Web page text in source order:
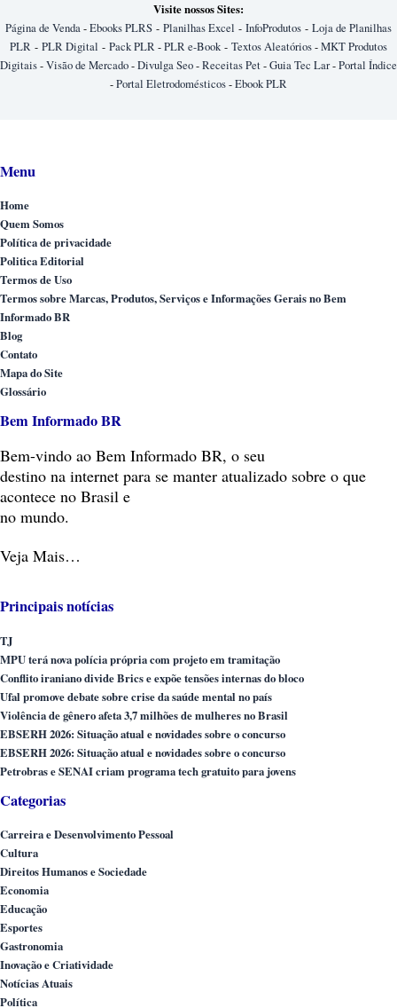
Visite nossos Sites:
Página de Venda-Ebooks PLRS - Planilhas Excel - InfoProdutos - Loja de Planilhas
PLR - PLR Digital - Pack PLR-PLR e-Book- Textos Aleatórios-MKT Produtos
Digitais-Visão de Mercado-Divulga Seo-Receitas Pet-Guia Tec Lar-Portal Índice
-Portal Eletrodomésticos-Ebook PLR
Menu
Home
Quem Somos
Política de privacidade
Politica Editorial
Termos de Uso
Termos sobre Marcas, Produtos, Serviços e Informações Gerais no Bem
Informado BR
Blog
Contato
Mapa do Site
Glossário
Bem Informado BR
Bem-vindo ao Bem Informado BR, o seu
destino na internet para se manter atualizado sobre o que
acontece no Brasil e
no mundo.
Veja Mais…
Principais notícias
TJ
MPU terá nova polícia própria com projeto em tramitação
Conflito iraniano divide Brics e expõe tensões internas do bloco
Ufal promove debate sobre crise da saúde mental no país
Violência de gênero afeta 3,7 milhões de mulheres no Brasil
EBSERH 2026: Situação atual e novidades sobre o concurso
EBSERH 2026: Situação atual e novidades sobre o concurso
Petrobras e SENAI criam programa tech gratuito para jovens
Categorias
Carreira e Desenvolvimento Pessoal
Cultura
Direitos Humanos e Sociedade
Economia
Educação
Esportes
Gastronomia
Inovação e Criatividade
Notícias Atuais
Política